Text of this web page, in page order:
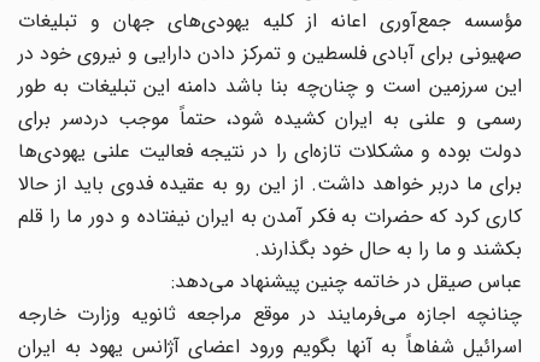
مؤسسه جمع‌آوری اعانه از کلیه یهودی‌های جهان و تبلیغات
صهیونی برای آبادی فلسطین و تمرکز دادن دارایی و نیروی خود در
این سرزمین است و چنان‌چه بنا باشد دامنه این تبلیغات به طور
رسمی و علنی به ایران کشیده شود، حتماً موجب دردسر برای
دولت بوده و مشکلات تازه‌ای را در نتیجه فعالیت علنی یهودی‌ها
برای ما دربر خواهد داشت. از این رو به عقیده فدوی باید از حالا
کاری کرد که حضرات به فکر آمدن به ایران نیفتاده و دور ما را قلم
بکشند و ما را به حال خود بگذارند.
عباس صیقل در خاتمه چنین پیشنهاد می‌دهد:
چنانچه اجازه می‌فرمایند در موقع مراجعه ثانویه وزارت خارجه
اسرائیل شفاهاً به آنها بگویم ورود اعضای آژانس یهود به ایران